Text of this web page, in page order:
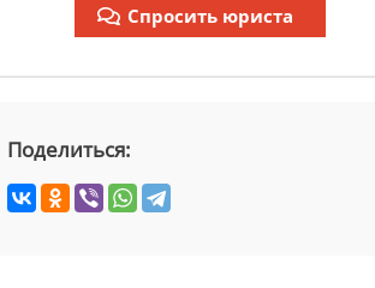
Спросить юриста
Поделиться: